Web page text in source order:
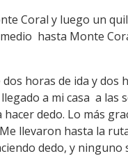
Coral y luego un
hasta Monte
horas de ida y dos
a mi casa a las
dedo. Lo más
llevaron hasta la
dedo, y ninguno